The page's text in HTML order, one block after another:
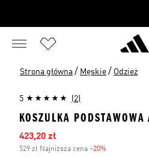
Strona główna / Męskie / Odzież
5 (2)
KOSZULKA
Ceny na wyprzedaży
423,20 zł
529 zł Najniższa cena -20%